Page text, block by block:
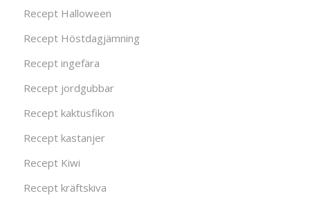
Recept Halloween
Recept Höstdagjämning
Recept ingefära
Recept jordgubbar
Recept kaktusfikon
Recept kastanjer
Recept Kiwi
Recept kräftskiva